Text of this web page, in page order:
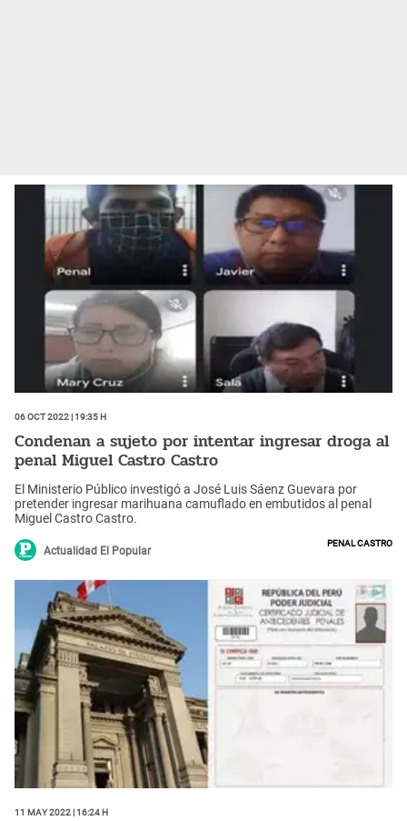
06 Oct 2022 | 19:35 h
Condenan a sujeto por intentar ingresar droga al
penal Miguel Castro Castro
El Ministerio Público investigó a José Luis Sáenz Guevara por
pretender ingresar marihuana camuflado en embutidos al penal
Miguel Castro Castro.
Actualidad El Popular
penal castro
11 May 2022 | 16:24 h